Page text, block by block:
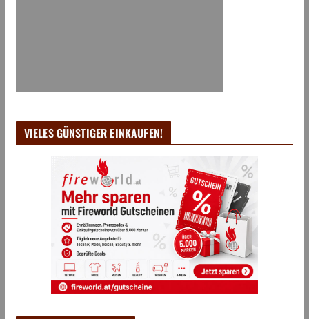
VIELES GÜNSTIGER EINKAUFEN!